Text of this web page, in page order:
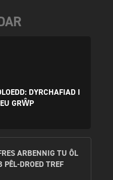
DYRCHAFIAD I
GRŴP
ARBENNIG TU ÔL
DROED TREF